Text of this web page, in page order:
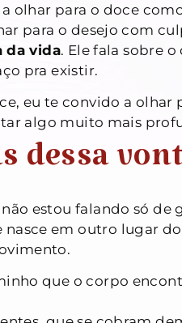
olhar para o doce
para o desejo com
da vida. Ele fala sobre
pra existir.
eu te convido a
algo muito mais
dessa
não estou falando só de
nasce em outro lugar
que o corpo